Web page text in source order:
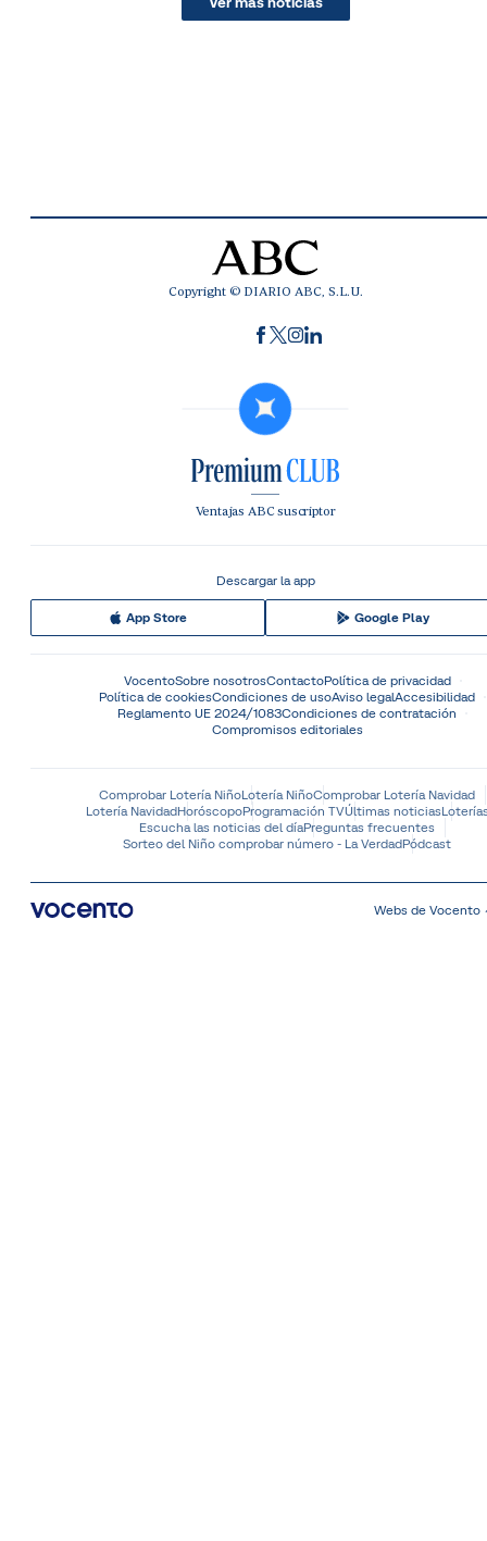
Copyright © DIARIO ABC, S.L.U.
Ventajas ABC suscriptor
Descargar la app
App Store Google Play
VocentoSobre nosotrosContactoPolítica de privacidad
Política de cookiesCondiciones de usoAviso legalAccesibilidad
Reglamento UE 2024/1083Condiciones de contratación
Compromisos editoriales
Comprobar Lotería NiñoLotería NiñoComprobar Lotería Navidad
Lotería NavidadHoróscopoProgramación TVÚltimas noticias
Escucha las noticias del díaPreguntas frecuentes
Sorteo del Niño comprobar número - La VerdadPódcast
Webs de Vocento